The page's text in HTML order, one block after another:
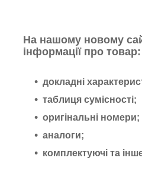
На нашому новому
інформації про товар:
докладні
таблиця сумісності;
оригінальні номери;
аналоги;
комплектуючі та